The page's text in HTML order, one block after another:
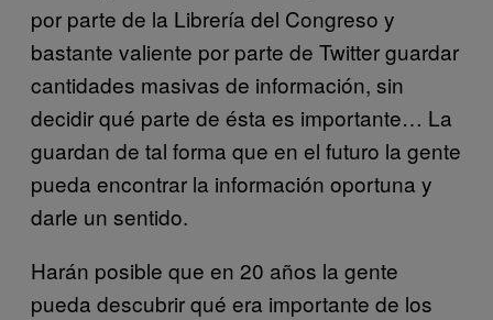
por parte de la Librería del Congreso y
bastante valiente por parte de Twitter guardar
cantidades masivas de información, sin
decidir qué parte de ésta es importante… La
guardan de tal forma que en el futuro la gente
pueda encontrar la información oportuna y
darle un sentido.
Harán posible que en 20 años la gente
pueda descubrir qué era importante de los